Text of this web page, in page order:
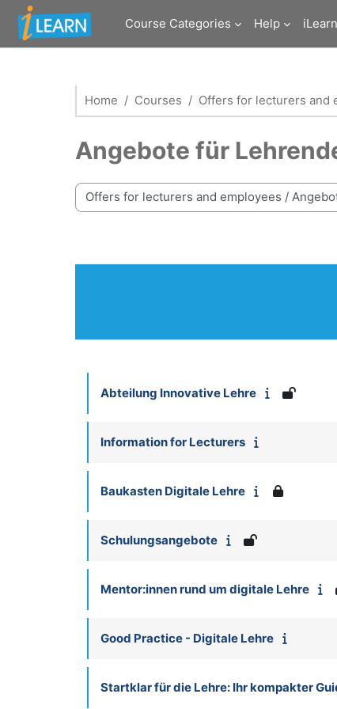
Skip to main content
Course Categories
Help
Home Courses Offers for lecturers and
Angebote für
Course categories
Abteilung Innovative Lehre
Information for Lecturers
Baukasten Digitale Lehre
Schulungsangebote
Mentor:innen rund um digitale Lehre
Good Practice - Digitale Lehre
Startklar für die Lehre: Ihr kompakter